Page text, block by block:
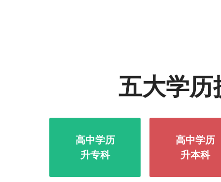
五大学历
高中学历
升专科
高中学历
升本科